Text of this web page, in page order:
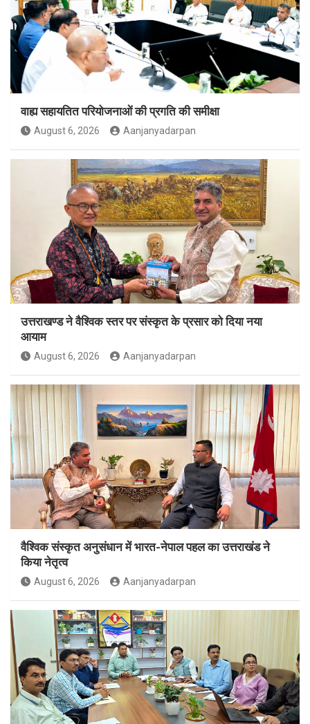
वाह्य सहायतित परियोजनाओं की प्रगति की समीक्षा
August 6, 2026 Aanjanyadarpan
उत्तराखण्ड ने वैश्विक स्तर पर संस्कृत के प्रसार को दिया नया
आयाम
August 6, 2026 Aanjanyadarpan
वैश्विक संस्कृत अनुसंधान में भारत-नेपाल पहल का उत्तराखंड ने
किया नेतृत्व
August 6, 2026 Aanjanyadarpan